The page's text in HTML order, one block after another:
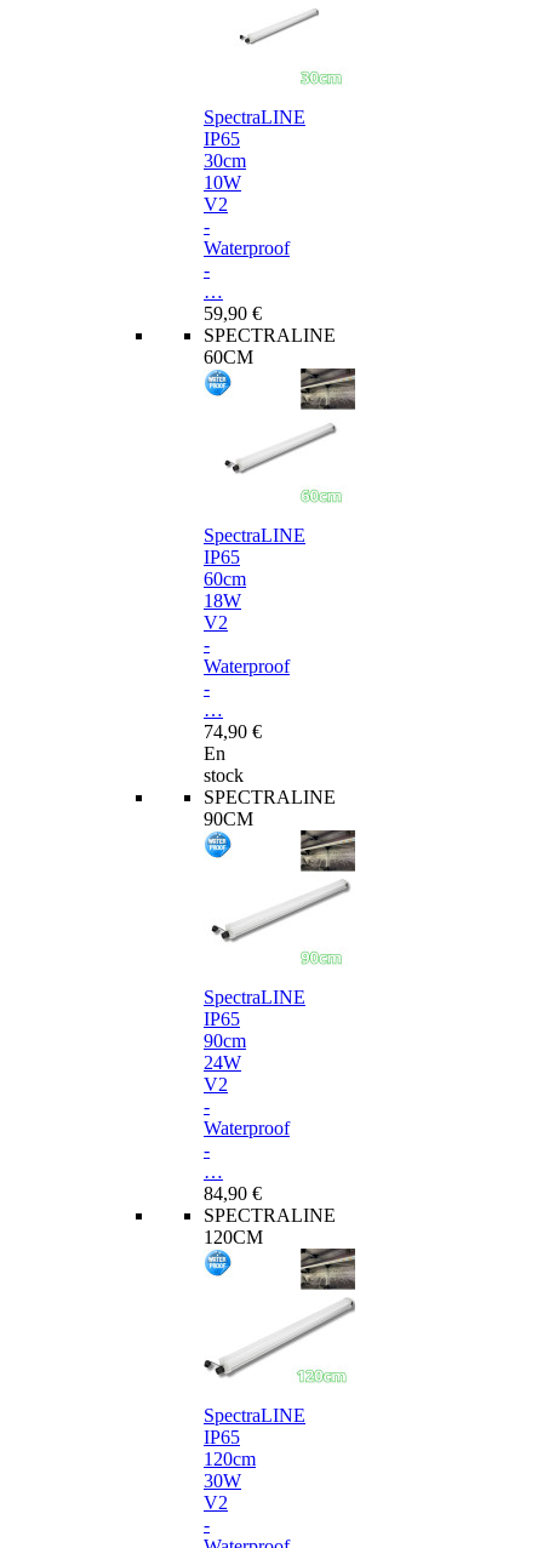
SpectraLINE
IP65
30cm
10W
V2
-
Waterproof
-
…
59,90 €
SPECTRALINE
60CM
SpectraLINE
IP65
60cm
18W
V2
-
Waterproof
-
…
74,90 €
En
stock
SPECTRALINE
90CM
SpectraLINE
IP65
90cm
24W
V2
-
Waterproof
-
…
84,90 €
SPECTRALINE
120CM
SpectraLINE
IP65
120cm
30W
V2
-